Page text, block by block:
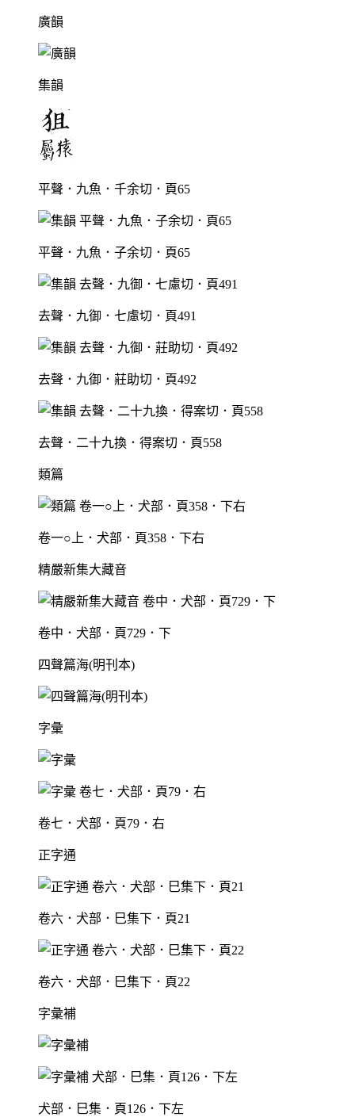
廣韻
集韻
平聲．九魚．千余切．頁65
平聲．九魚．子余切．頁65
去聲．九御．七慮切．頁491
去聲．九御．莊助切．頁492
去聲．二十九換．得案切．頁558
類篇
卷一○上．犬部．頁358．下右
精嚴新集大藏音
卷中．犬部．頁729．下
四聲篇海(明刊本)
字彙
卷七．犬部．頁79．右
正字通
卷六．犬部．巳集下．頁21
卷六．犬部．巳集下．頁22
字彙補
犬部．巳集．頁126．下左